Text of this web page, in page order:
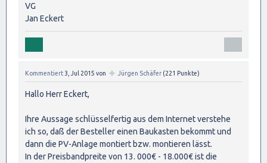
VG
Jan Eckert
Kommentiert 3, Jul 2015 von ✦ Jürgen Schäfer (221 Punkte)
Hallo Herr Eckert,
Ihre Aussage schlüsselfertig aus dem Internet verstehe
ich so, daß der Besteller einen Baukasten bekommt und
dann die PV-Anlage montiert bzw. montieren lässt.
In der Preisbandpreite von 13. 000€ - 18.000€ ist die